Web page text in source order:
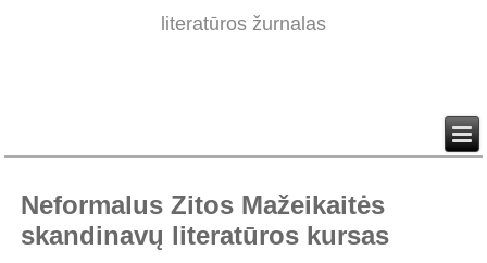
literatūros žurnalas
Neformalus Zitos Mažeikaitės
skandinavų literatūros kursas